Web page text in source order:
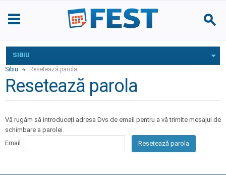
SIBIU
Sibiu Resetează parola
Resetează parola
Vă rugăm să introduceți adresa Dvs de email pentru a vă trimite mesajul de
schimbare a parolei.
Email
Resetează parola